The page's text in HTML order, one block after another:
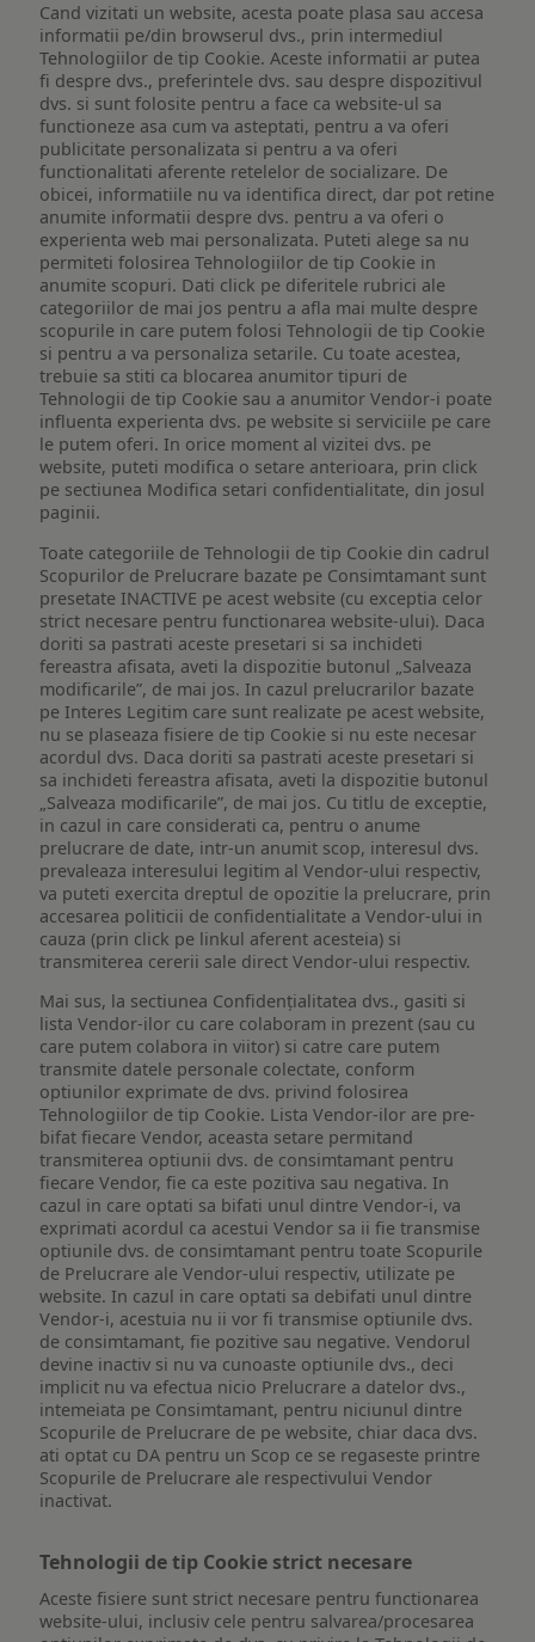
Cand vizitati un website, acesta poate plasa sau accesa
informatii pe/din browserul dvs., prin intermediul
Tehnologiilor de tip Cookie. Aceste informatii ar putea
fi despre dvs., preferintele dvs. sau despre dispozitivul
dvs. si sunt folosite pentru a face ca website-ul sa
functioneze asa cum va asteptati, pentru a va oferi
publicitate personalizata si pentru a va oferi
functionalitati aferente retelelor de socializare. De
obicei, informatiile nu va identifica direct, dar pot retine
anumite informatii despre dvs. pentru a va oferi o
experienta web mai personalizata. Puteti alege sa nu
permiteti folosirea Tehnologiilor de tip Cookie in
anumite scopuri. Dati click pe diferitele rubrici ale
categoriilor de mai jos pentru a afla mai multe despre
scopurile in care putem folosi Tehnologii de tip Cookie
si pentru a va personaliza setarile. Cu toate acestea,
trebuie sa stiti ca blocarea anumitor tipuri de
Tehnologii de tip Cookie sau a anumitor Vendor-i poate
influenta experienta dvs. pe website si serviciile pe care
le putem oferi. In orice moment al vizitei dvs. pe
website, puteti modifica o setare anterioara, prin click
pe sectiunea Modifica setari confidentialitate, din josul
paginii.
Toate categoriile de Tehnologii de tip Cookie din cadrul
Scopurilor de Prelucrare bazate pe Consimtamant sunt
presetate INACTIVE pe acest website (cu exceptia celor
strict necesare pentru functionarea website-ului). Daca
doriti sa pastrati aceste presetari si sa inchideti
fereastra afisata, aveti la dispozitie butonul „Salveaza
modificarile”, de mai jos. In cazul prelucrarilor bazate
pe Interes Legitim care sunt realizate pe acest website,
nu se plaseaza fisiere de tip Cookie si nu este necesar
acordul dvs. Daca doriti sa pastrati aceste presetari si
sa inchideti fereastra afisata, aveti la dispozitie butonul
„Salveaza modificarile”, de mai jos. Cu titlu de exceptie,
in cazul in care considerati ca, pentru o anume
prelucrare de date, intr-un anumit scop, interesul dvs.
prevaleaza interesului legitim al Vendor-ului respectiv,
va puteti exercita dreptul de opozitie la prelucrare, prin
accesarea politicii de confidentialitate a Vendor-ului in
cauza (prin click pe linkul aferent acesteia) si
transmiterea cererii sale direct Vendor-ului respectiv.
Mai sus, la sectiunea Confidențialitatea dvs., gasiti si
lista Vendor-ilor cu care colaboram in prezent (sau cu
care putem colabora in viitor) si catre care putem
transmite datele personale colectate, conform
optiunilor exprimate de dvs. privind folosirea
Tehnologiilor de tip Cookie. Lista Vendor-ilor are pre-
bifat fiecare Vendor, aceasta setare permitand
transmiterea optiunii dvs. de consimtamant pentru
fiecare Vendor, fie ca este pozitiva sau negativa. In
cazul in care optati sa bifati unul dintre Vendor-i, va
exprimati acordul ca acestui Vendor sa ii fie transmise
optiunile dvs. de consimtamant pentru toate Scopurile
de Prelucrare ale Vendor-ului respectiv, utilizate pe
website. In cazul in care optati sa debifati unul dintre
Vendor-i, acestuia nu ii vor fi transmise optiunile dvs.
de consimtamant, fie pozitive sau negative. Vendorul
devine inactiv si nu va cunoaste optiunile dvs., deci
implicit nu va efectua nicio Prelucrare a datelor dvs.,
intemeiata pe Consimtamant, pentru niciunul dintre
Scopurile de Prelucrare de pe website, chiar daca dvs.
ati optat cu DA pentru un Scop ce se regaseste printre
Scopurile de Prelucrare ale respectivului Vendor
inactivat.
Tehnologii de tip Cookie strict necesare
Aceste fisiere sunt strict necesare pentru functionarea
website-ului, inclusiv cele pentru salvarea/procesarea